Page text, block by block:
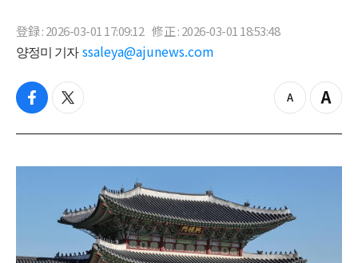
登録 : 2026-03-01 17:09:12 修正 : 2026-03-01 18:53:48
양정미 기자 ssaleya@ajunews.com
f
c
b
t
i
t
z
o
o
Z
o
i